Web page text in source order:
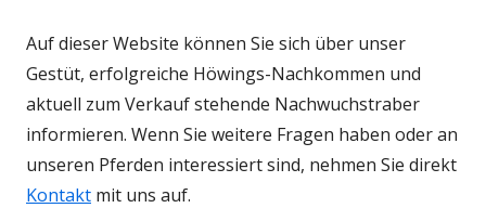
Auf dieser Website können Sie sich über unser
Gestüt, erfolgreiche Höwings-Nachkommen und
aktuell zum Verkauf stehende Nachwuchstraber
informieren. Wenn Sie weitere Fragen haben oder an
unseren Pferden interessiert sind, nehmen Sie direkt
Kontakt mit uns auf.